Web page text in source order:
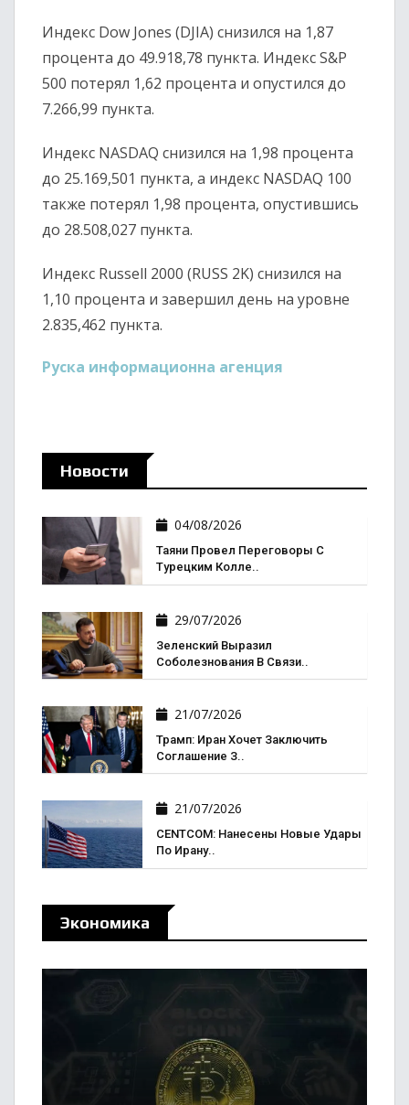
Индекс Dow Jones (DJIA) снизился на 1,87
процента до 49.918,78 пункта. Индекс S&P
500 потерял 1,62 процента и опустился до
7.266,99 пункта.
Индекс NASDAQ снизился на 1,98 процента
до 25.169,501 пункта, а индекс NASDAQ 100
также потерял 1,98 процента, опустившись
до 28.508,027 пункта.
Индекс Russell 2000 (RUSS 2K) снизился на
1,10 процента и завершил день на уровне
2.835,462 пункта.
Руска информационна агенция
Новости
04/08/2026
Таяни Провел Переговоры С
Турецким Колле..
29/07/2026
Зеленский Выразил
Соболезнования В Связи..
21/07/2026
Трамп: Иран Хочет Заключить
Соглашение З..
21/07/2026
CENTCOM: Нанесены Новые Удары
По Ирану..
Экономика